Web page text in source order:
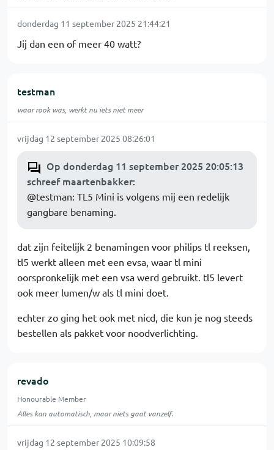
donderdag 11 september 2025 21:44:21
Jij dan een of meer 40 watt?
testman
waar rook was, werkt nu iets niet meer
vrijdag 12 september 2025 08:26:01
Op donderdag 11 september 2025 20:05:13
schreef maartenbakker:
@testman: TL5 Mini is volgens mij een redelijk
gangbare benaming.
dat zijn feitelijk 2 benamingen voor philips tl reeksen,
tl5 werkt alleen met een evsa, waar tl mini
oorspronkelijk met een vsa werd gebruikt. tl5 levert
ook meer lumen/w als tl mini doet.
echter zo ging het ook met nicd, die kun je nog steeds
bestellen als pakket voor noodverlichting.
revado
Honourable Member
Alles kan automatisch, maar niets gaat vanzelf.
vrijdag 12 september 2025 10:09:58